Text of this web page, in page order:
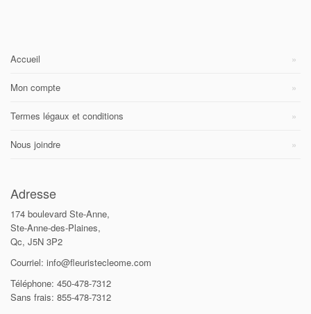
Accueil
Mon compte
Termes légaux et conditions
Nous joindre
Adresse
174 boulevard Ste-Anne,
Ste-Anne-des-Plaines,
Qc, J5N 3P2
Courriel: info@fleuristecleome.com
Téléphone: 450-478-7312
Sans frais: 855-478-7312